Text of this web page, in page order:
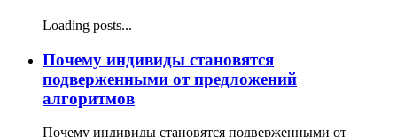
Loading posts...
Почему индивиды становятся
подверженными от предложений
алгоритмов
Почему индивиды становятся подверженными от